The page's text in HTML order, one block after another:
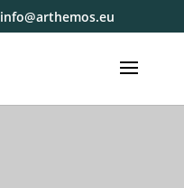
info@arthemos.eu